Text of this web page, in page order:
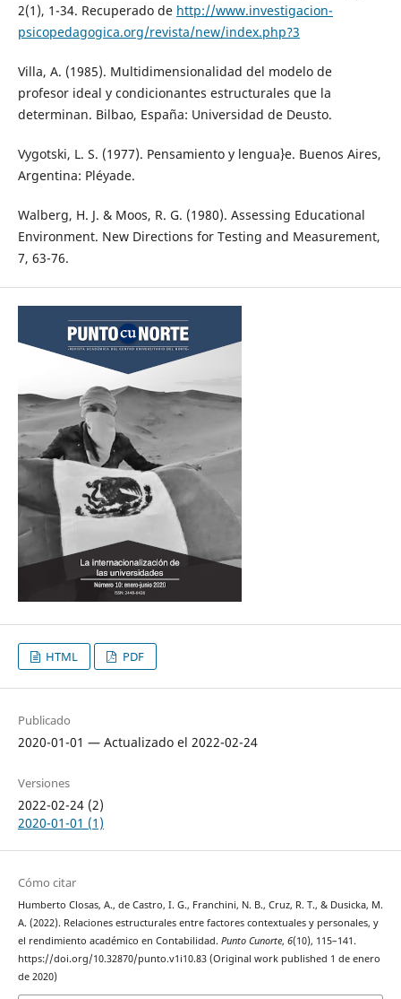
2(1), 1-34. Recuperado de http://www.investigacion-
psicopedagogica.org/revista/new/index.php?3
Villa, A. (1985). Multidimensionalidad del modelo de
profesor ideal y condicionantes estructurales que la
determinan. Bilbao, España: Universidad de Deusto.
Vygotski, L. S. (1977). Pensamiento y lengua}e. Buenos Aires,
Argentina: Pléyade.
Walberg, H. J. & Moos, R. G. (1980). Assessing Educational
Environment. New Directions for Testing and Measurement,
7, 63-76.
HTML PDF
Publicado
2020-01-01 — Actualizado el 2022-02-24
Versiones
2022-02-24 (2)
2020-01-01 (1)
Cómo citar
Humberto Closas, A., de Castro, I. G., Franchini, N. B., Cruz, R. T., & Dusicka, M.
A. (2022). Relaciones estructurales entre factores contextuales y personales, y
el rendimiento académico en Contabilidad. Punto Cunorte, 6(10), 115–141.
https://doi.org/10.32870/punto.v1i10.83 (Original work published 1 de enero
de 2020)